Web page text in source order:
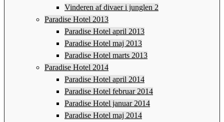
Vinderen af divaer i junglen 2
Paradise Hotel 2013
Paradise Hotel april 2013
Paradise Hotel maj 2013
Paradise Hotel marts 2013
Paradise Hotel 2014
Paradise Hotel april 2014
Paradise Hotel februar 2014
Paradise Hotel januar 2014
Paradise Hotel maj 2014